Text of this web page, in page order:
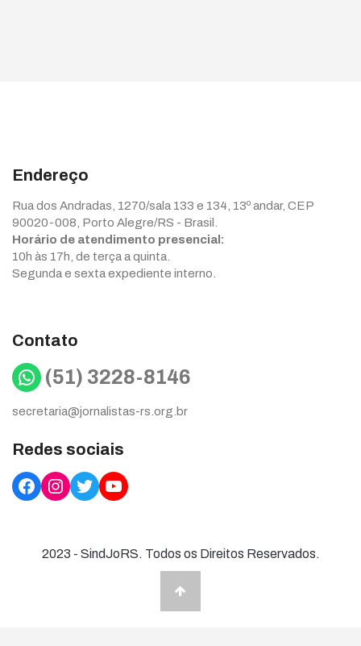
Endereço
Rua dos Andradas, 1270/sala 133 e 134, 13º andar, CEP
90020-008, Porto Alegre/RS - Brasil.
Horário de atendimento presencial:
10h às 17h, de terça a quinta.
Segunda e sexta expediente interno.
Contato
WhatsApp
(51) 3228-8146
secretaria@jornalistas-rs.org.br
Redes sociais
Facebook
Instagram
TwitterYouTube
2023 - SindJoRS. Todos os Direitos Reservados.